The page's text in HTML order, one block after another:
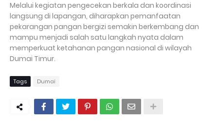
Melalui kegiatan pengecekan berkala dan koordinasi
langsung di lapangan, diharapkan pemanfaatan
pekarangan pangan bergizi semakin berkembang dan
mampu menjadi salah satu langkah nyata dalam
memperkuat ketahanan pangan nasional di wilayah
Dumai Timur.
Tags Dumai